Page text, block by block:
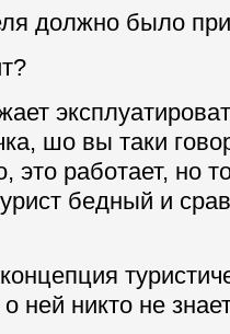
должно было
шо вы таки
это работает, но
бедный и
ней никто не